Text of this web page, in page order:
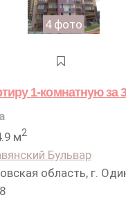
4 фото
1-комнатнуюза
м2
Бульвар
область, г.